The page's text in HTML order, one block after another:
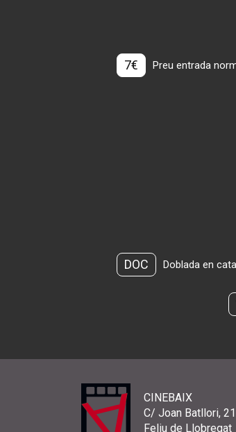
7€ Preu entrada
DOC Doblada en
CINEBAIX
C/ Joan Batllori,
Feliu de Llobregat